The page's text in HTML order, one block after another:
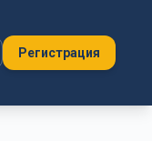
Регистрация